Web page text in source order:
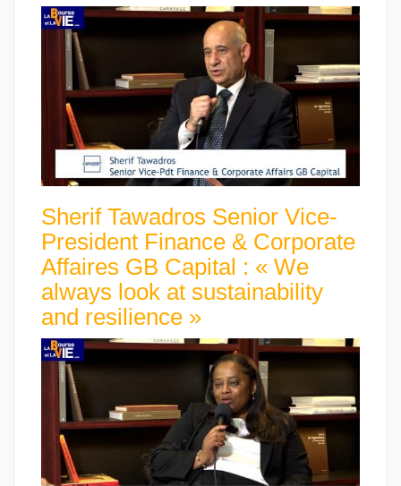
Sherif Tawadros Senior Vice-
President Finance & Corporate
Affaires GB Capital : « We
always look at sustainability
and resilience »